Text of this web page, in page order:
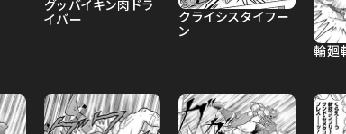
グッバイキン肉ドラ
イバー
クライシスタイフー
ン
輪廻